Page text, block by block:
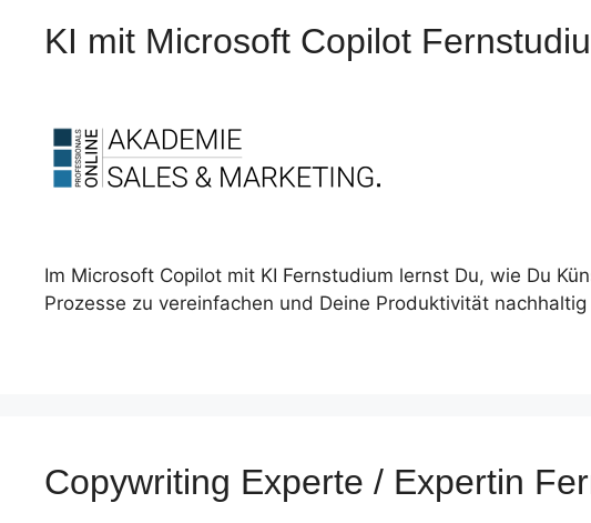
KI mit Microsoft Copilot
Im Microsoft Copilot mit KI Fernstudium lernst Du, wie Du
Prozesse zu vereinfachen und Deine Produktivität
Copywriting Experte / Expertin